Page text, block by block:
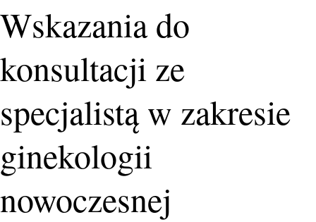
Wskazania do
konsultacji ze
specjalistą w zakresie
ginekologii
nowoczesnej